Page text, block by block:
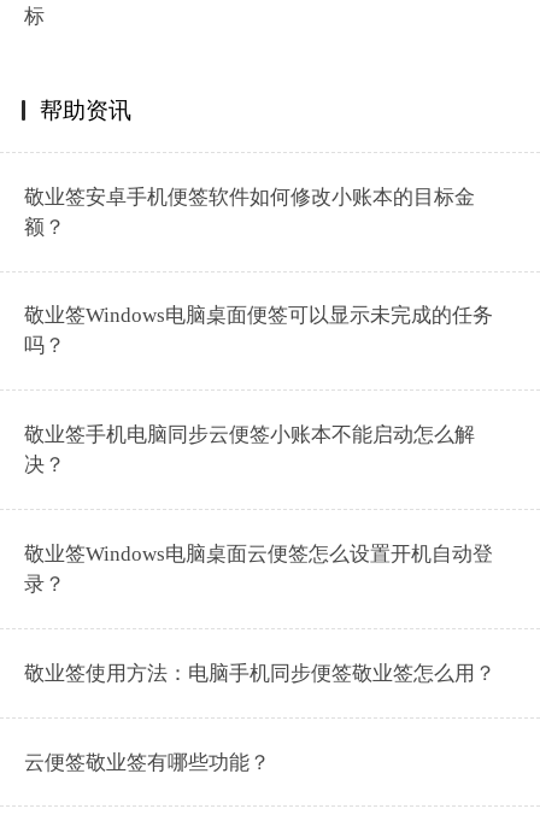
标
帮助资讯
敬业签安卓手机便签软件如何修改小账本的目标金
额？
敬业签Windows电脑桌面便签可以显示未完成的任务
吗？
敬业签手机电脑同步云便签小账本不能启动怎么解
决？
敬业签Windows电脑桌面云便签怎么设置开机自动登
录？
敬业签使用方法：电脑手机同步便签敬业签怎么用？
云便签敬业签有哪些功能？